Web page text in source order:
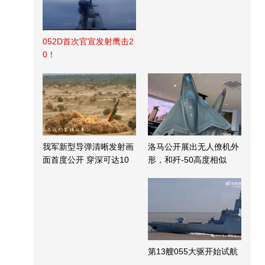
052D首次官宣发射鹰击2
0！
我军新型导弹清晰发射画
面首度公开 穿深可达10
洛马公开展出无人僚机外
形，和歼-50高度相似
第13艘055大驱开始试航